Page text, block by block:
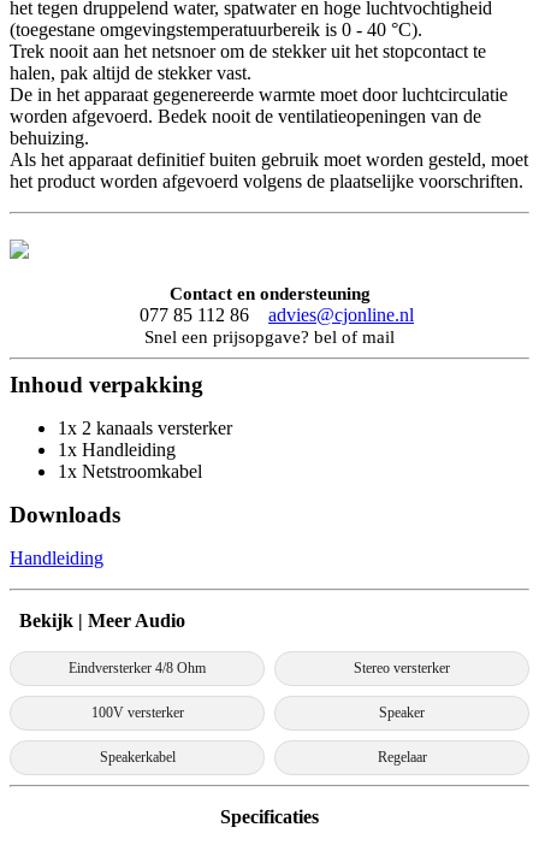
het tegen druppelend water, spatwater en hoge luchtvochtigheid
(toegestane omgevingstemperatuurbereik is 0 - 40 °C).
Trek nooit aan het netsnoer om de stekker uit het stopcontact te
halen, pak altijd de stekker vast.
De in het apparaat gegenereerde warmte moet door luchtcirculatie
worden afgevoerd. Bedek nooit de ventilatieopeningen van de
behuizing.
Als het apparaat definitief buiten gebruik moet worden gesteld, moet
het product worden afgevoerd volgens de plaatselijke voorschriften.
Contact en ondersteuning
077 85 112 86 advies@cjonline.nl
Snel een prijsopgave? bel of mail
Inhoud verpakking
1x 2 kanaals versterker
1x Handleiding
1x Netstroomkabel
Downloads
Handleiding
Bekijk | Meer Audio
Eindversterker 4/8 Ohm Stereo versterker
100V versterker Speaker
Speakerkabel Regelaar
Specificaties